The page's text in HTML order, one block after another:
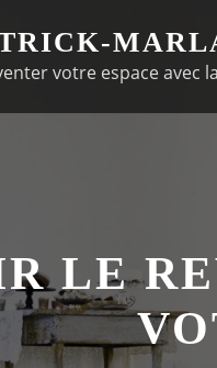
votre espace avec
LE